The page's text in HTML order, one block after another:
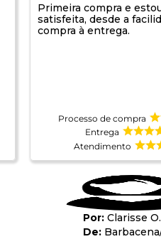
Primeira compra e
satisfeita, desde a
compra à entrega.
Processo de compra
Entrega
Atendimento
Clarisse O.
Barbacena